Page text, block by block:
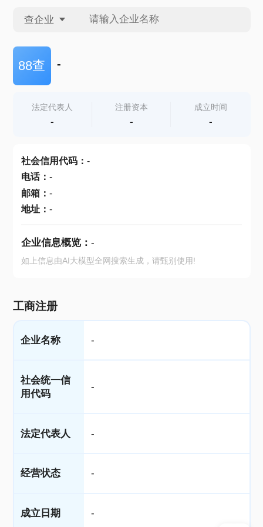
查企业
查企业
查产地
88查 -
法定代表人
-
注册资本
-
成立时间
-
社会信用代码： -
电话： -
邮箱： -
地址： -
企业信息概览： -
如上信息由AI大模型全网搜索生成，请甄别使用!
工商注册
企业名称 -
社会统一信
用代码
-
法定代表人 -
经营状态 -
成立日期 -